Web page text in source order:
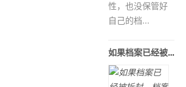
性，也没保管好
自己的档...
如果档案已经被拆封，档案材料丢失怎么办